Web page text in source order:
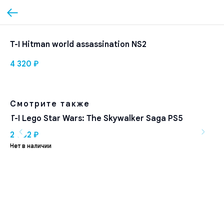
T-I Hitman world assassination NS2
4 320 ₽
Смотрите также
T-I Lego Star Wars: The Skywalker Saga PS5
2 052 ₽
Нет в наличии